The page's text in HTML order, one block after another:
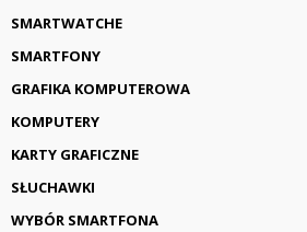
SMARTWATCHE
SMARTFONY
GRAFIKA KOMPUTEROWA
KOMPUTERY
KARTY GRAFICZNE
SŁUCHAWKI
WYBÓR SMARTFONA